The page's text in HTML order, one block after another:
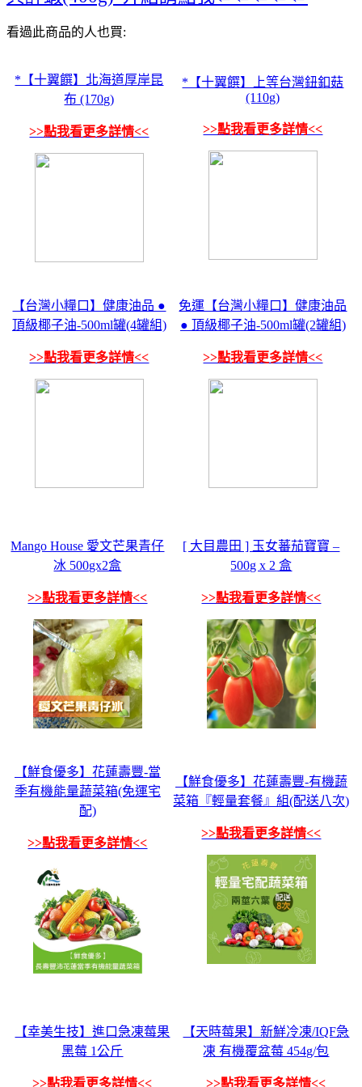
看過此商品的人也買:
*【十翼饌】北海道厚岸昆
布 (170g)
>>點我看更多詳情<<
*【十翼饌】上等台灣鈕釦菇
(110g)
>>點我看更多詳情<<
【台灣小糧口】健康油品 ●
頂級椰子油-500ml罐(4罐組)
>>點我看更多詳情<<
免運【台灣小糧口】健康油品
● 頂級椰子油-500ml罐(2罐組)
>>點我看更多詳情<<
Mango House 愛文芒果青仔
冰 500gx2盒
>>點我看更多詳情<<
[ 大目農田 ] 玉女蕃茄寶寶 –
500g x 2 盒
>>點我看更多詳情<<
【鮮食優多】花蓮壽豐-當
季有機能量蔬菜箱(免運宅
配)
>>點我看更多詳情<<
【鮮食優多】花蓮壽豐-有機蔬
菜箱『輕量套餐』組(配送八次)
>>點我看更多詳情<<
【幸美生技】進口急凍莓果
黑莓 1公斤
>>點我看更多詳情<<
【天時莓果】新鮮冷凍/IQF急
凍 有機覆盆莓 454g/包
>>點我看更多詳情<<